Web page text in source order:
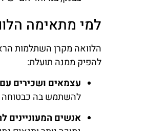
למי מתאימה
הלוואה מקרן השתלמות
להפיק ממנה תועלת:
עצמאים ושכירים
להשתמש בה כבטוחה
אנשים המעוניינים